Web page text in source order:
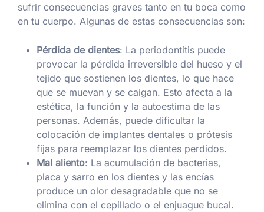
sufrir consecuencias graves tanto en tu boca como
en tu cuerpo. Algunas de estas consecuencias son:
Pérdida de dientes: La periodontitis puede
provocar la pérdida irreversible del hueso y el
tejido que sostienen los dientes, lo que hace
que se muevan y se caigan. Esto afecta a la
estética, la función y la autoestima de las
personas. Además, puede dificultar la
colocación de implantes dentales o prótesis
fijas para reemplazar los dientes perdidos.
Mal aliento: La acumulación de bacterias,
placa y sarro en los dientes y las encías
produce un olor desagradable que no se
elimina con el cepillado o el enjuague bucal.